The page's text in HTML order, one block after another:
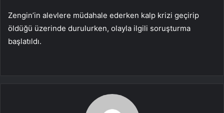
Zengin’in alevlere müdahale ederken kalp krizi geçirip
öldüğü üzerinde durulurken, olayla ilgili soruşturma
başlatıldı.